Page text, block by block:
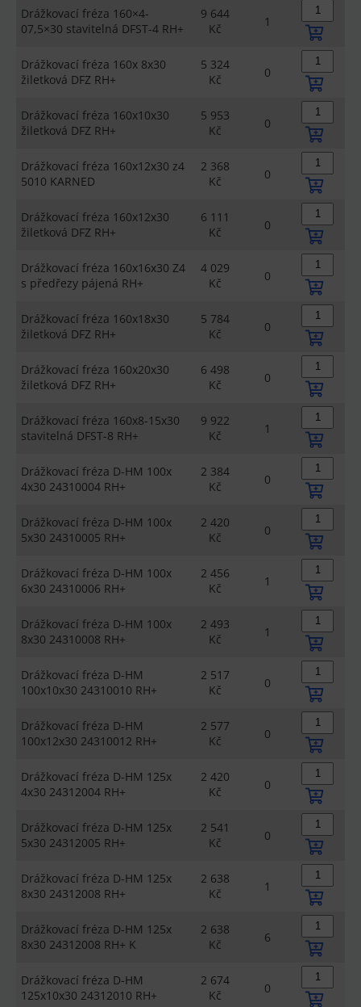
Drážkovací fréza 160×4-
07,5×30 stavitelná DFST-4 RH+
9 644
Kč
1
Drážkovací fréza 160x 8x30
žiletková DFZ RH+
5 324
Kč
0
Drážkovací fréza 160x10x30
žiletková DFZ RH+
5 953
Kč
0
Drážkovací fréza 160x12x30 z4
5010 KARNED
2 368
Kč
0
Drážkovací fréza 160x12x30
žiletková DFZ RH+
6 111
Kč
0
Drážkovací fréza 160x16x30 Z4
s předřezy pájená RH+
4 029
Kč
0
Drážkovací fréza 160x18x30
žiletková DFZ RH+
5 784
Kč
0
Drážkovací fréza 160x20x30
žiletková DFZ RH+
6 498
Kč
0
Drážkovací fréza 160x8-15x30
stavitelná DFST-8 RH+
9 922
Kč
1
Drážkovací fréza D-HM 100x
4x30 24310004 RH+
2 384
Kč
0
Drážkovací fréza D-HM 100x
5x30 24310005 RH+
2 420
Kč
0
Drážkovací fréza D-HM 100x
6x30 24310006 RH+
2 456
Kč
1
Drážkovací fréza D-HM 100x
8x30 24310008 RH+
2 493
Kč
1
Drážkovací fréza D-HM
100x10x30 24310010 RH+
2 517
Kč
0
Drážkovací fréza D-HM
100x12x30 24310012 RH+
2 577
Kč
0
Drážkovací fréza D-HM 125x
4x30 24312004 RH+
2 420
Kč
0
Drážkovací fréza D-HM 125x
5x30 24312005 RH+
2 541
Kč
0
Drážkovací fréza D-HM 125x
8x30 24312008 RH+
2 638
Kč
1
Drážkovací fréza D-HM 125x
8x30 24312008 RH+ K
2 638
Kč
6
Drážkovací fréza D-HM
125x10x30 24312010 RH+
2 674
Kč
0